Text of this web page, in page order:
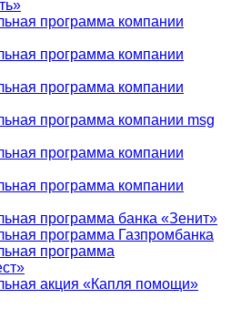
программа компании
программа компании
программа компании
программа компании msg
программа компании
программа компании
программа банка «Зенит»
программа Газпромбанка
программа
акция «Капля помощи»